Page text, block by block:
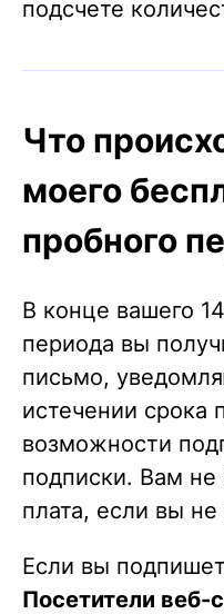
подсчете
Что
моего
пробного
В конце вашего
периода вы
письмо,
истечении срока
возможности
подписки. Вам не
плата, если вы
Если вы
Посетители веб-